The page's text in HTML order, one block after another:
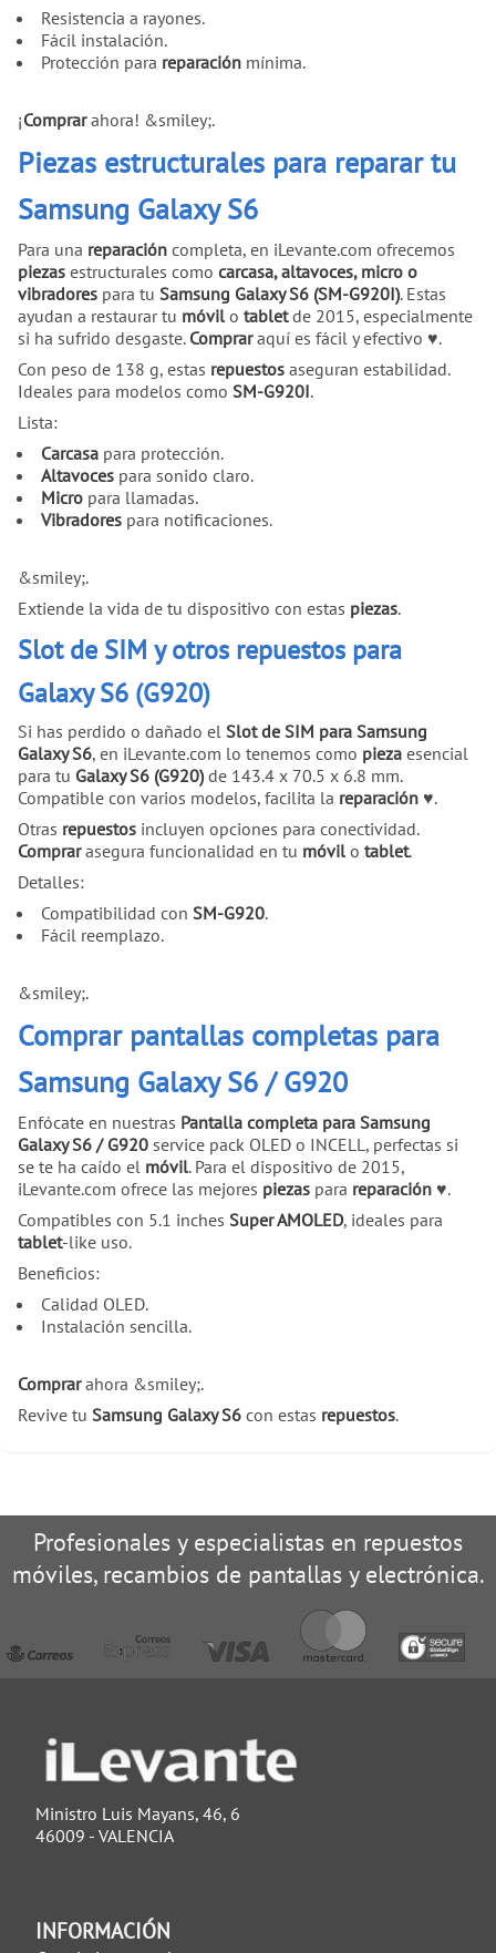
Resistencia a rayones.
Fácil instalación.
Protección para reparaciónmínima.
¡Comprarahora! &smiley;.
Piezas estructurales para reparar tu
Samsung Galaxy S6
Para una reparación completa, en iLevante.com ofrecemos
piezas estructurales como carcasa, altavoces, micro o
vibradores para tu Samsung Galaxy S6 (SM-G920I). Estas
ayudan a restaurar tu móvil o tabletde 2015, especialmente
si ha sufrido desgaste. Compraraquí es fácil y efectivo ♥.
Con peso de 138 g, estas repuestos aseguran estabilidad.
Ideales para modelos como SM-G920I.
Lista:
Carcasapara protección.
Altavocespara sonido claro.
Micropara llamadas.
Vibradorespara notificaciones.
&smiley;.
Extiende la vida de tu dispositivo con estas piezas.
Slot de SIM y otros repuestos para
Galaxy S6 (G920)
Si has perdido o dañado el Slot de SIM para Samsung
Galaxy S6, en iLevante.com lo tenemos como pieza esencial
para tu Galaxy S6 (G920)de 143.4 x 70.5 x 6.8 mm.
Compatible con varios modelos, facilita la reparación ♥.
Otras repuestos incluyen opciones para conectividad.
Comprarasegura funcionalidad en tu móvil o tablet.
Detalles:
Compatibilidad con SM-G920.
Fácil reemplazo.
&smiley;.
Comprar pantallas completas para
Samsung Galaxy S6 / G920
Enfócate en nuestras Pantalla completa para Samsung
Galaxy S6 / G920 service pack OLED o INCELL, perfectas si
se te ha caído el móvil. Para el dispositivo de 2015,
iLevante.com ofrece las mejores piezas para reparación ♥.
Compatibles con 5.1 inches Super AMOLED, ideales para
tablet-like uso.
Beneficios:
Calidad OLED.
Instalación sencilla.
Comprarahora &smiley;.
Revive tu Samsung Galaxy S6 con estas repuestos.
Profesionales y especialistas en repuestos
móviles, recambios de pantallas y electrónica.
Ministro Luis Mayans, 46, 6
46009 - VALENCIA
INFORMACIÓN